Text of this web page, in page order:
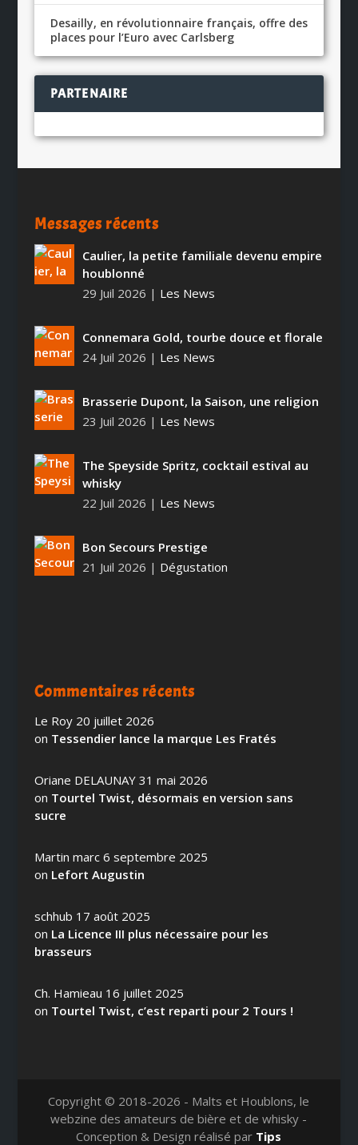
Desailly, en révolutionnaire français, offre des
places pour l’Euro avec Carlsberg
PARTENAIRE
Messages récents
Caulier, la petite familiale devenu empire
houblonné
29 Juil 2026 | Les News
Connemara Gold, tourbe douce et florale
24 Juil 2026 | Les News
Brasserie Dupont, la Saison, une religion
23 Juil 2026 | Les News
The Speyside Spritz, cocktail estival au
whisky
22 Juil 2026 | Les News
Bon Secours Prestige
21 Juil 2026 | Dégustation
Commentaires récents
Le Roy 20 juillet 2026
on Tessendier lance la marque Les Fratés
Oriane DELAUNAY 31 mai 2026
on Tourtel Twist, désormais en version sans
sucre
Martin marc 6 septembre 2025
on Lefort Augustin
schhub 17 août 2025
on La Licence III plus nécessaire pour les
brasseurs
Ch. Hamieau 16 juillet 2025
on Tourtel Twist, c’est reparti pour 2 Tours !
Copyright © 2018-2026 - Malts et Houblons, le
webzine des amateurs de bière et de whisky -
Conception & Design réalisé par Tips